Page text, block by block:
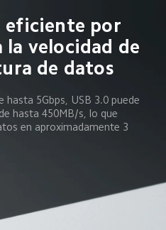
eficiente por
la velocidad de
de datos
hasta 5Gbps, USB 3.0 puede
hasta 450MB/s, lo que
en aproximadamente 3